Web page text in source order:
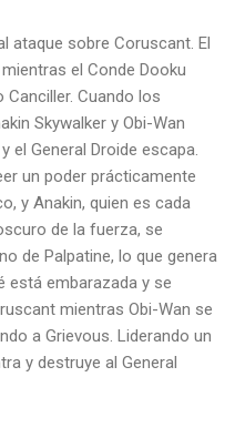
ataque sobre Coruscant. El
el Conde Dooku
Cuando los
Skywalker y Obi-Wan
el General Droide escapa.
un poder prácticamente
y Anakin, quien es cada
de la fuerza, se
de Palpatine, lo que genera
está embarazada y se
mientras Obi-Wan se
a Grievous. Liderando un
y destruye al General